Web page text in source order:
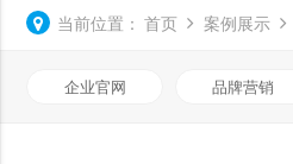
当前位置： 首页 案例展示
企业官网 品牌营销